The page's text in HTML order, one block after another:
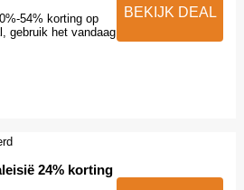
54% korting op
gebruik het vandaag
BEKIJK DEAL
24% korting